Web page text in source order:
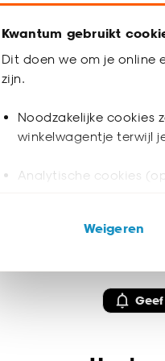
Kwantum gebruikt
Dit doen we om je online
zijn.
Noodzakelijke cookies
winkelwagentje terwijl
Analytische cookies
ook buiten de
Klik op ‘Ja, alles
noodzakelijke cookies te
accepteren door op
Weigeren
Eettafel